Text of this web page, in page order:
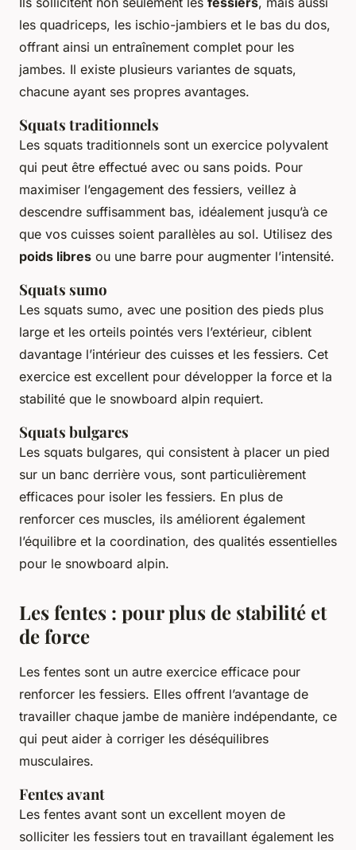
les quadriceps, les ischio-jambiers et le bas du dos,
offrant ainsi un entraînement complet pour les
jambes. Il existe plusieurs variantes de squats,
chacune ayant ses propres avantages.
Squats traditionnels
Les squats traditionnels sont un exercice polyvalent
qui peut être effectué avec ou sans poids. Pour
maximiser l’engagement des fessiers, veillez à
descendre suffisamment bas, idéalement jusqu’à ce
que vos cuisses soient parallèles au sol. Utilisez des
poids libres ou une barre pour augmenter l’intensité.
Squats sumo
Les squats sumo, avec une position des pieds plus
large et les orteils pointés vers l’extérieur, ciblent
davantage l’intérieur des cuisses et les fessiers. Cet
exercice est excellent pour développer la force et la
stabilité que le snowboard alpin requiert.
Squats bulgares
Les squats bulgares, qui consistent à placer un pied
sur un banc derrière vous, sont particulièrement
efficaces pour isoler les fessiers. En plus de
renforcer ces muscles, ils améliorent également
l’équilibre et la coordination, des qualités essentielles
pour le snowboard alpin.
Les fentes : pour plus de stabilité et
de force
Les fentes sont un autre exercice efficace pour
renforcer les fessiers. Elles offrent l’avantage de
travailler chaque jambe de manière indépendante, ce
qui peut aider à corriger les déséquilibres
musculaires.
Fentes avant
Les fentes avant sont un excellent moyen de
solliciter les fessiers tout en travaillant également les